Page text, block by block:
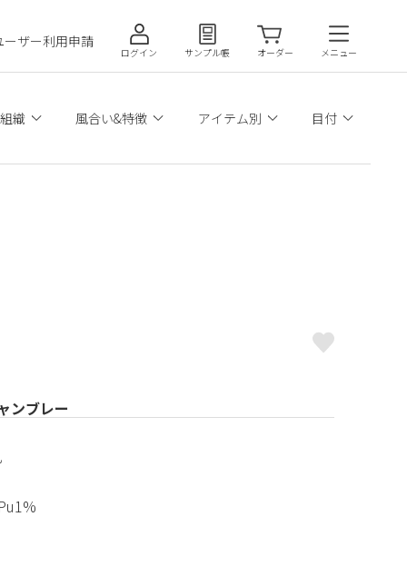
ーザー利用申請
ログイン サンプル帳 オーダー メニュー
織 風合い&特徴 アイテム別 目付
ンブレー